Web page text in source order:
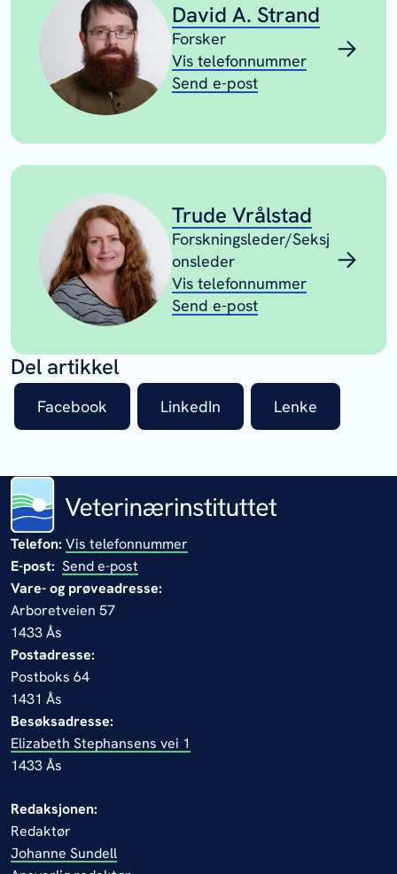
David A. Strand
Forsker
Vis telefonnummer
Send e-post
Trude Vrålstad
Forskningsleder/Seksj
onsleder
Vis telefonnummer
Send e-post
Del artikkel
Facebook LinkedIn Lenke
Telefon: Vis telefonnummer
E-post: Send e-post
Vare- og prøveadresse:
Arboretveien 57
1433 Ås
Postadresse:
Postboks 64
1431 Ås
Besøksadresse:
Elizabeth Stephansens vei 1
1433 Ås
Redaksjonen:
Redaktør
Johanne Sundell